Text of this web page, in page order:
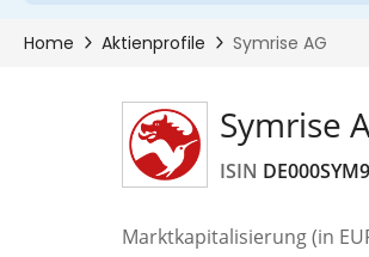
Symrise
ISIN
Marktkapitalisierung(in